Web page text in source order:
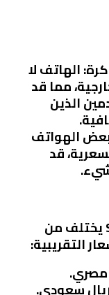
الهاتف لا
مما قد
الذين
الهواتف
قد
سعر هاتف Samsung Galaxy A56 يختلف من
التقريبية: